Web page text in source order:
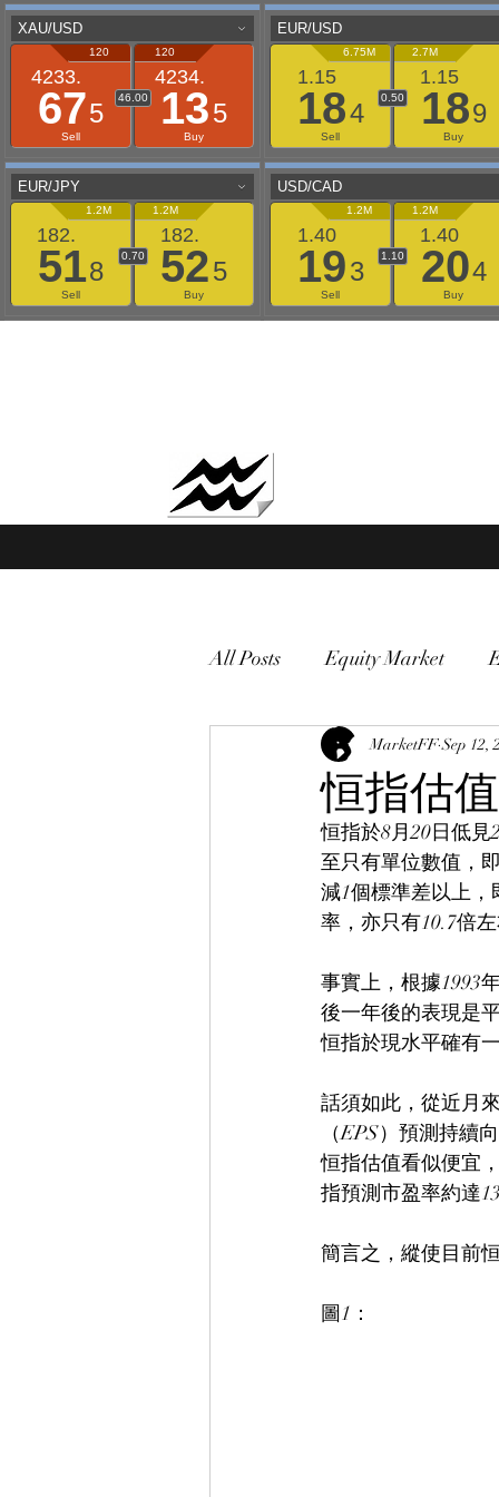
All Posts Equity Market
VIX Market
Currency Macro
恒指估
MarketFF Sep 12,
恒指於8月20日低
至只有單位數值，
減1個標準差以上
率，亦只有10.7倍
事實上，根據1993
後一年後的表現是
恒指於現水平確有
話須如此，從近月
（EPS）預測持續
恒指估值看似便宜
指預測市盈率約達
簡言之，縱使目前
圖1：